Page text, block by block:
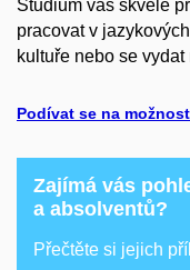
Studium vás skvěle
pracovat v
kultuře nebo se
Podívat se na
Zajímá vás
a absolventů?
Přečtěte si jejich